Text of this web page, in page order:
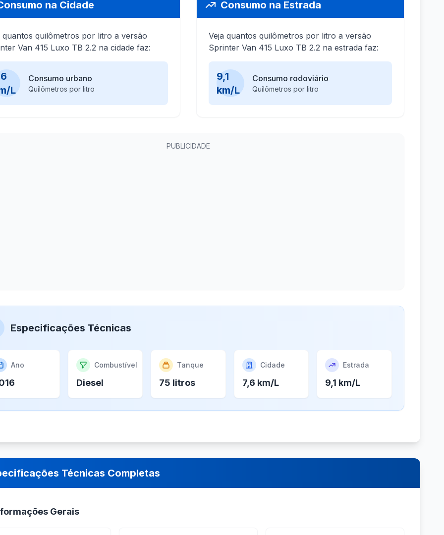
na Cidade
quantos quilômetros por litro a versão
Van 415 Luxo TB 2.2 na cidade faz:
L
Consumo urbano
Quilômetros por litro
Consumo na Estrada
Veja quantos quilômetros por litro a versão
Sprinter Van 415 Luxo TB 2.2 na estrada faz:
9,1
km/L
Consumo rodoviário
Quilômetros por litro
PUBLICIDADE
Especificações Técnicas
Ano Combustível
Diesel
Tanque
75 litros
Cidade
7,6 km/L
Estrada
9,1 km/L
Técnicas Completas
Gerais